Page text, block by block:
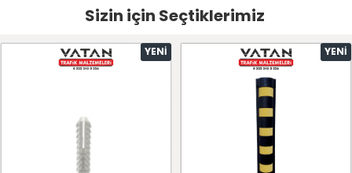
Sizin için Seçtiklerimiz
YENI YENI